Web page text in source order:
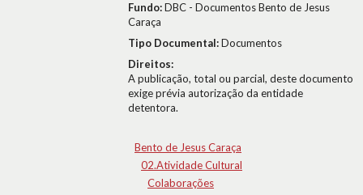
Fundo:DBC - Documentos Bento de Jesus
Caraça
Tipo Documental:Documentos
Direitos:
A publicação, total ou parcial, deste documento
exige prévia autorização da entidade
detentora.
Bento de Jesus Caraça
02.Atividade Cultural
Colaborações